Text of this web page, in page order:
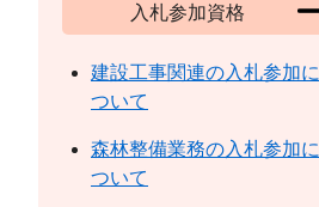
入札参加資格
建設工事関連の入札参加に
ついて
森林整備業務の入札参加に
ついて